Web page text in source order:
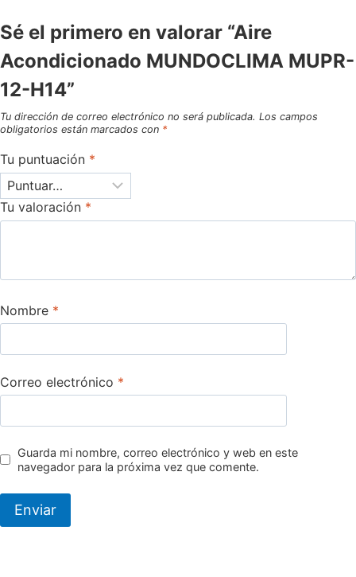
Sé el primero en valorar “Aire
Acondicionado MUNDOCLIMA MUPR-
12-H14”
Tu dirección de correo electrónico no será publicada. Los campos
obligatorios están marcados con *
Tu puntuación *
Tu valoración *
Nombre *
Correo electrónico *
Guarda mi nombre, correo electrónico y web en este
navegador para la próxima vez que comente.